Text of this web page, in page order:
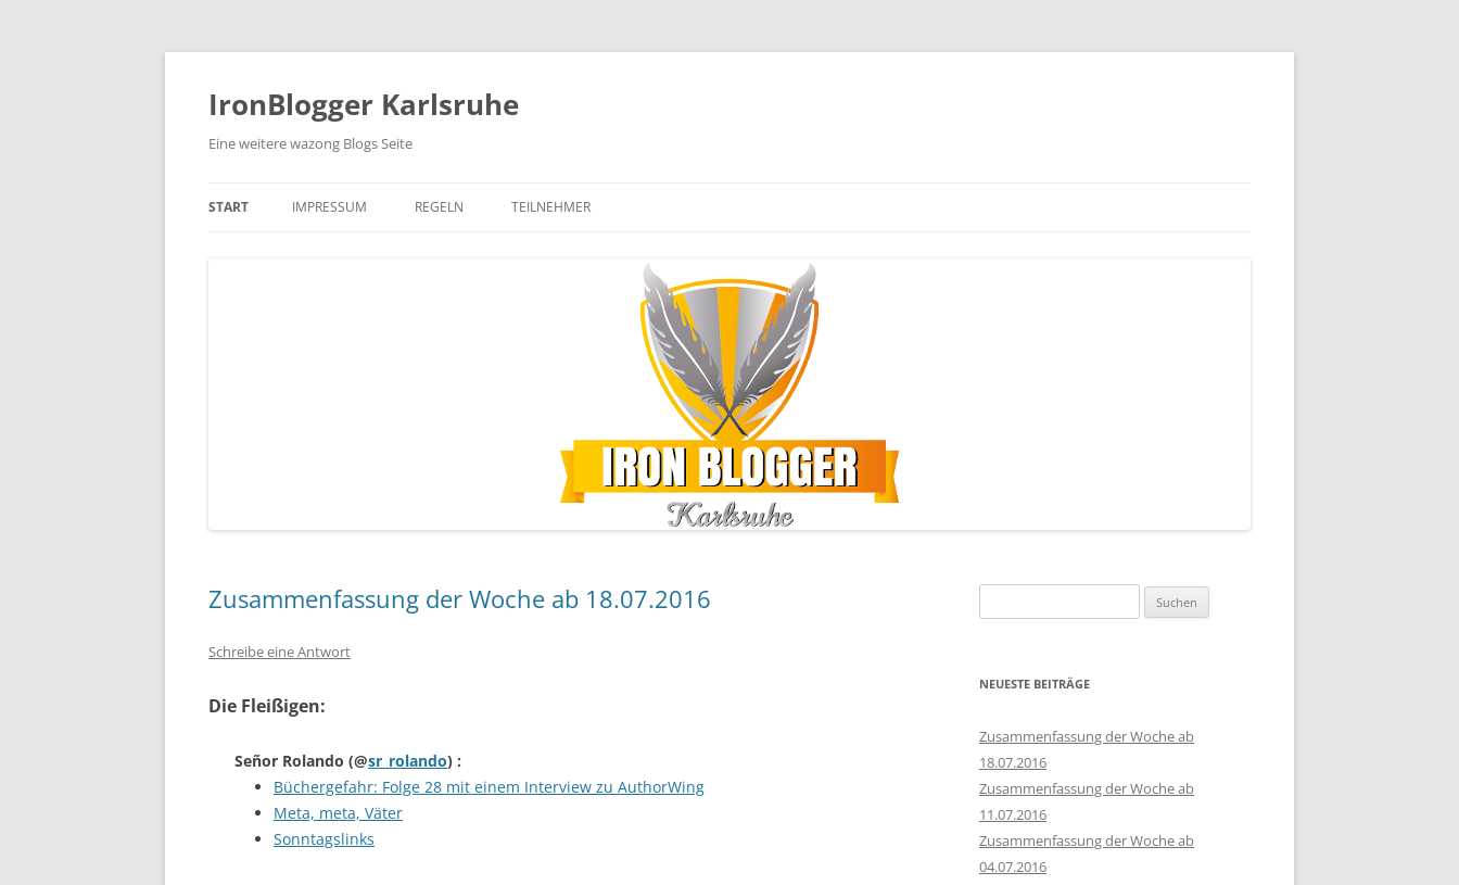
Zum
IronBlogger Karlsruhe
Eine weitere wazong Blogs Seite
START IMPRESSUM REGELN TEILNEHMER
Zusammenfassung der Woche ab 18.07.2016
Schreibe eine Antwort
Die Fleißigen:
Señor Rolando (@sr_rolando) :
Büchergefahr: Folge 28 mit einem Interview zu AuthorWing
Meta, meta, Väter
Sonntagslinks
nach:
NEUESTE BEITRÄGE
Zusammenfassung der Woche ab
18.07.2016
Zusammenfassung der Woche ab
11.07.2016
Zusammenfassung der Woche ab
04.07.2016